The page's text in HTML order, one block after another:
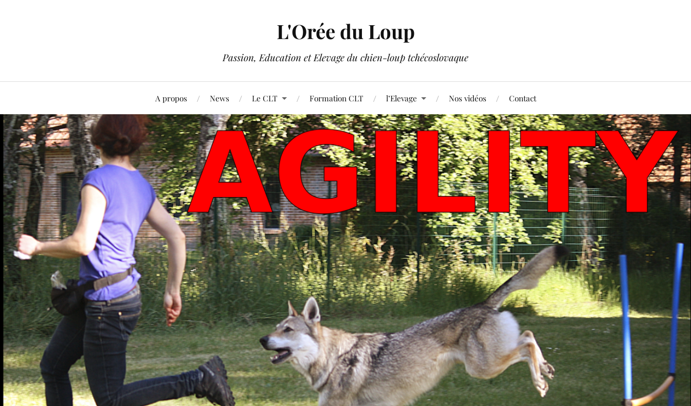
L'Orée du Loup
Passion, Education et Elevage du chien-loup tchécoslovaque
A propos News Le CLT Formation CLT l’Elevage Nos vidéos Contact